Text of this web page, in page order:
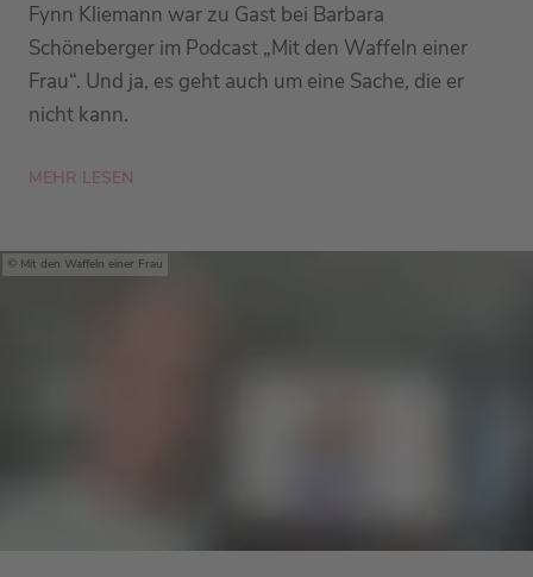
Fynn Kliemann war zu Gast bei Barbara
Schöneberger im Podcast „Mit den Waffeln einer
Frau“. Und ja, es geht auch um eine Sache, die er
nicht kann.
MEHR LESEN
Mit den Waffeln einer Frau